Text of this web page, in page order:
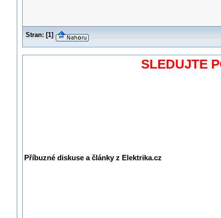
Stran: [1]
SLEDUJTE
Příbuzné diskuse a články z Elektrika.cz